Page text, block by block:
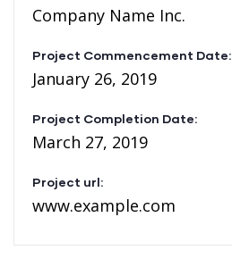
Company Name Inc.
Project Commencement Date:
January 26, 2019
Project Completion Date:
March 27, 2019
Project url:
www.example.com